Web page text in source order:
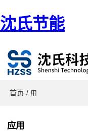
沈氏节能
首页 / 用
应用